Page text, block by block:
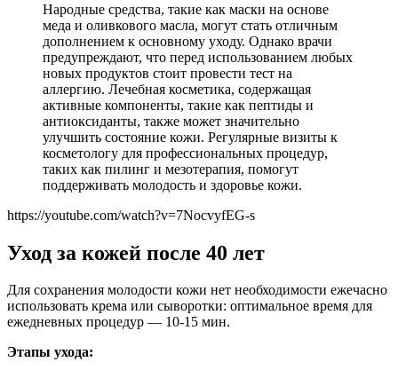
Народные средства, такие как маски на основе
меда и оливкового масла, могут стать отличным
дополнением к основному уходу. Однако врачи
предупреждают, что перед использованием любых
новых продуктов стоит провести тест на
аллергию. Лечебная косметика, содержащая
активные компоненты, такие как пептиды и
антиоксиданты, также может значительно
улучшить состояние кожи. Регулярные визиты к
косметологу для профессиональных процедур,
таких как пилинг и мезотерапия, помогут
поддерживать молодость и здоровье кожи.
https://youtube.com/watch?v=7NocvyfEG-s
Уход за кожей после 40 лет
Для сохранения молодости кожи нет необходимости ежечасно
использовать крема или сыворотки: оптимальное время для
ежедневных процедур — 10-15 мин.
Этапы ухода: